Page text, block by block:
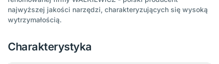
najwyższej jakości narzędzi, charakteryzujących się wysoką
wytrzymałością.
Charakterystyka